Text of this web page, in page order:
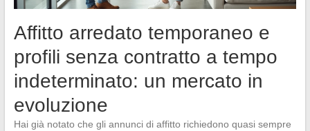
Affitto arredato temporaneo e
profili senza contratto a tempo
indeterminato: un mercato in
evoluzione
Hai già notato che gli annunci di affitto richiedono quasi sempre